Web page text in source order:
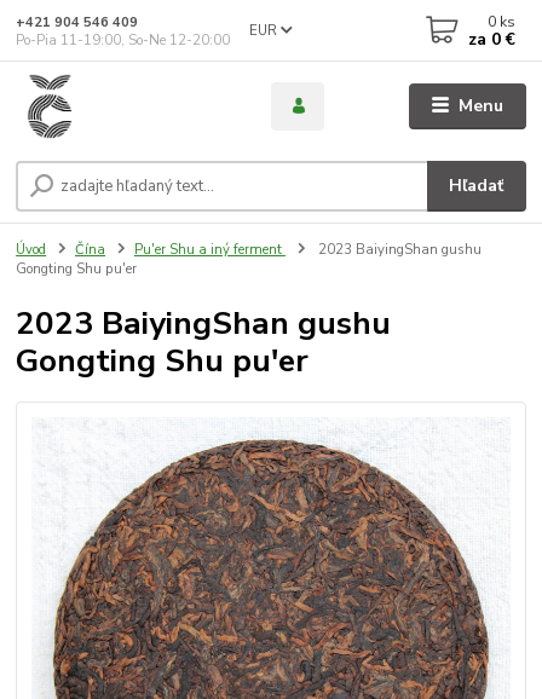
Menu
EUR
Hľadať
+421 904 546 409
Po-Pia 11-19:00, So-Ne 12-20:00
0 ks
za 0 €
Úvod Čína Pu'er Shu a iný ferment
2023 BaiyingShan gushu
Gongting Shu pu'er
2023 BaiyingShan gushu
Gongting Shu pu'er